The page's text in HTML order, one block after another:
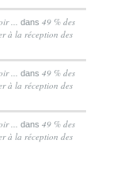
... dans49 % des
à la réception des
... dans49 % des
à la réception des
... dans49 % des
à la réception des